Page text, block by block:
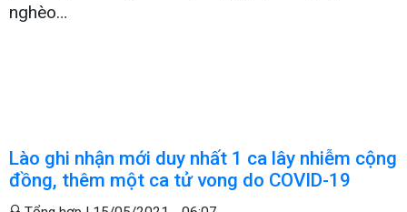
nghèo…
Lào ghi nhận mới duy nhất 1 ca lây nhiễm cộng
đồng, thêm một ca tử vong do COVID-19